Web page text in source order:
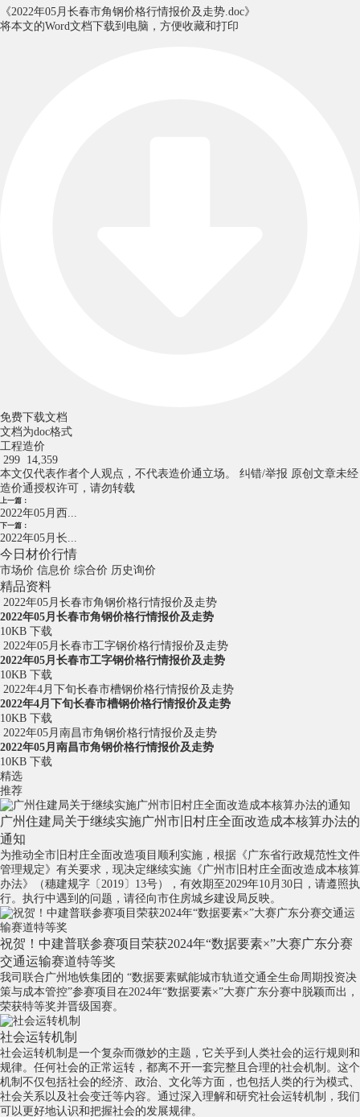
《2022年05月长春市角钢价格行情报价及走势.doc》
将本文的Word文档下载到电脑，方便收藏和打印
免费下载文档
文档为doc格式
工程造价
299 14,359
本文仅代表作者个人观点，不代表造价通立场。 纠错/举报 原创文章未经
造价通授权许可，请勿转载
上一篇：
2022年05月西...
下一篇：
2022年05月长...
今日材价行情
市场价 信息价 综合价 历史询价
精品资料
2022年05月长春市角钢价格行情报价及走势
2022年05月长春市角钢价格行情报价及走势
10KB 下载
2022年05月长春市工字钢价格行情报价及走势
2022年05月长春市工字钢价格行情报价及走势
10KB 下载
2022年4月下旬长春市槽钢价格行情报价及走势
2022年4月下旬长春市槽钢价格行情报价及走势
10KB 下载
2022年05月南昌市角钢价格行情报价及走势
2022年05月南昌市角钢价格行情报价及走势
10KB 下载
精选
推荐
广州住建局关于继续实施广州市旧村庄全面改造成本核算办法的
通知
为推动全市旧村庄全面改造项目顺利实施，根据《广东省行政规范性文件
管理规定》有关要求，现决定继续实施《广州市旧村庄全面改造成本核算
办法》（穗建规字〔2019〕13号），有效期至2029年10月30日，请遵照执
行。执行中遇到的问题，请径向市住房城乡建设局反映。
祝贺！中建普联参赛项目荣获2024年“数据要素×”大赛广东分赛
交通运输赛道特等奖
我司联合广州地铁集团的 “数据要素赋能城市轨道交通全生命周期投资决
策与成本管控”参赛项目在2024年“数据要素×”大赛广东分赛中脱颖而出，
荣获特等奖并晋级国赛。
社会运转机制
社会运转机制是一个复杂而微妙的主题，它关乎到人类社会的运行规则和
规律。任何社会的正常运转，都离不开一套完整且合理的社会机制。这个
机制不仅包括社会的经济、政治、文化等方面，也包括人类的行为模式、
社会关系以及社会变迁等内容。通过深入理解和研究社会运转机制，我们
可以更好地认识和把握社会的发展规律。